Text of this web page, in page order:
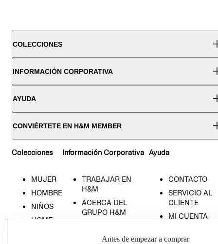
COLECCIONES
INFORMACIÓN CORPORATIVA
AYUDA
CONVIÉRTETE EN H&M MEMBER
Colecciones
MUJER
HOMBRE
NIÑOS
HOME
Información Corporativa
TRABAJAR EN
H&M
ACERCA DEL
GRUPO H&M
SOCIAL
Ayuda
CONTACTO
SERVICIO AL
CLIENTE
MI CUENTA
TIENDAS
Antes de empezar a comprar